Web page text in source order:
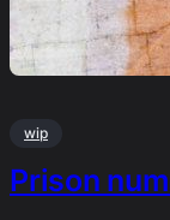
wip
Prison